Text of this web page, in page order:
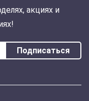
акциях и
Подписаться